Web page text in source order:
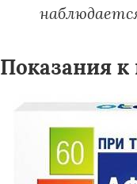
Показания